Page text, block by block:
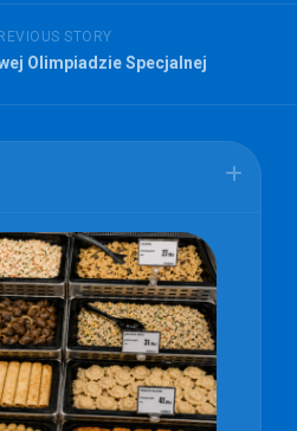
STORY
Olimpiadzie Specjalnej